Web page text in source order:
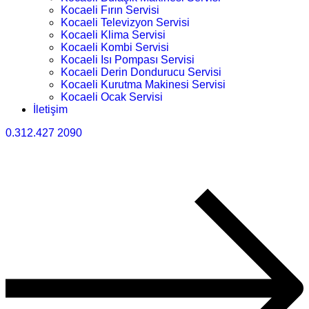
Kocaeli Fırın Servisi
Kocaeli Televizyon Servisi
Kocaeli Klima Servisi
Kocaeli Kombi Servisi
Kocaeli Isı Pompası Servisi
Kocaeli Derin Dondurucu Servisi
Kocaeli Kurutma Makinesi Servisi
Kocaeli Ocak Servisi
İletişim
0.312.427 2090